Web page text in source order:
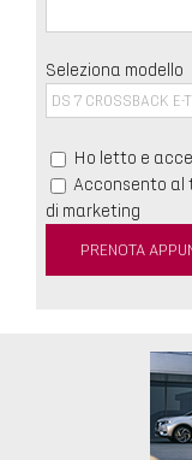
Seleziona modello
Ho letto e
Acconsento al
di marketing